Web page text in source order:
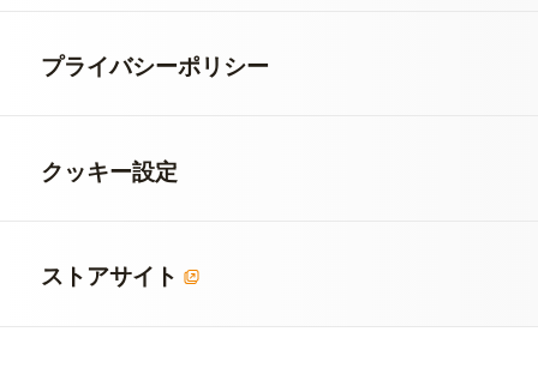
プライバシーポリシー
クッキー設定
ストアサイト